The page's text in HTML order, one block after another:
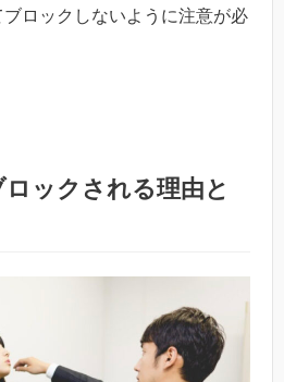
ロックしないように注意が必
ックされる理由と